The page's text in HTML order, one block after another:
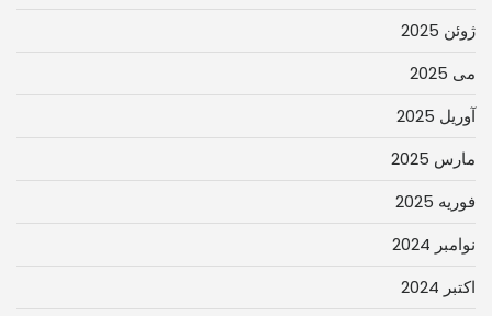
ژوئن 2025
می 2025
آوریل 2025
مارس 2025
فوریه 2025
نوامبر 2024
اکتبر 2024